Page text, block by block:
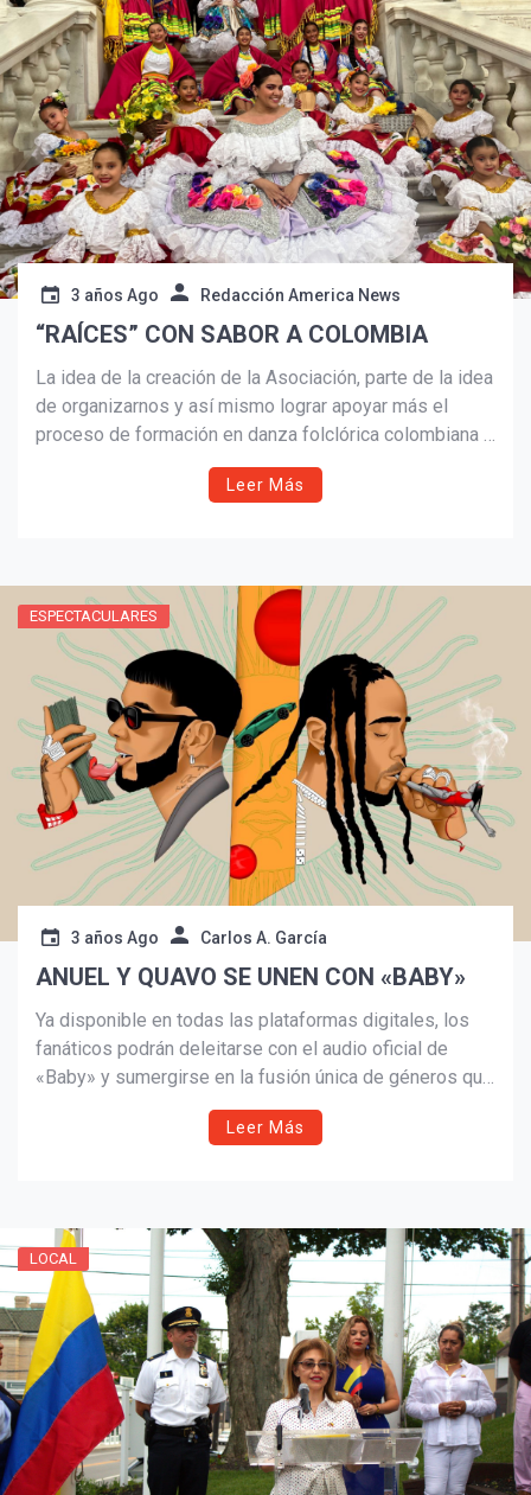
Suscribír
3 años Ago Redacción America News
“RAÍCES” CON SABOR A COLOMBIA
La idea de la creación de la Asociación, parte de la idea
de organizarnos y así mismo lograr apoyar más el
proceso de formación en danza folclórica colombiana y
Leer Más
ESPECTACULARES
3 años Ago Carlos A. García
ANUEL Y QUAVO SE UNEN CON «BABY»
Ya disponible en todas las plataformas digitales, los
fanáticos podrán deleitarse con el audio oficial de
«Baby» y sumergirse en la fusión única de géneros que
Leer Más
LOCAL